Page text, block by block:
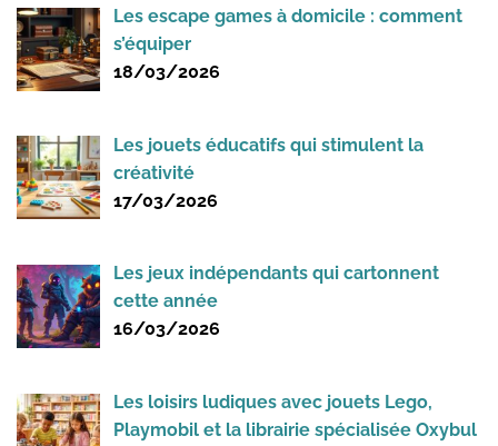
Les escape games à domicile : comment
s’équiper
18/03/2026
Les jouets éducatifs qui stimulent la
créativité
17/03/2026
Les jeux indépendants qui cartonnent
cette année
16/03/2026
Les loisirs ludiques avec jouets Lego,
Playmobil et la librairie spécialisée Oxybul